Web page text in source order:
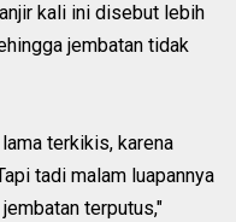
kali ini disebut lebih
jembatan tidak
terkikis, karena
tadi malam luapannya
terputus,"